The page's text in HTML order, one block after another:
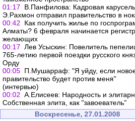
01:17
В.Панфилова: Кадровая карусель.
Э.Рахмон отправил правительство в
00:42
Как получить жилье по
Алматы? 6 февраля начинается
желающих
00:17 Лев Усыскин: Повелитель
765-летию первой поездки русского
Орду
00:05 П.Мушарраф: "Я уйду, если
правительство будет против меня"
(интервью)
00:02 А.Елисеев: Народность и
Собственная элита, как "завоеватель"
Воскресенье, 27.01.2008